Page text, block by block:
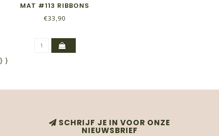
MAT #113 RIBBONS
€33,90
} }
SCHRIJF JE IN VOOR ONZE
NIEUWSBRIEF